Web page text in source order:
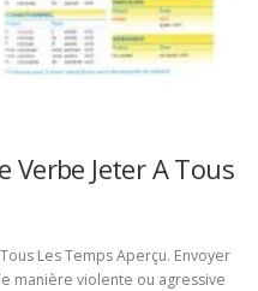
Jeter A Tous
Les Temps Aperçu. Envoyer
manière violente ou agressive